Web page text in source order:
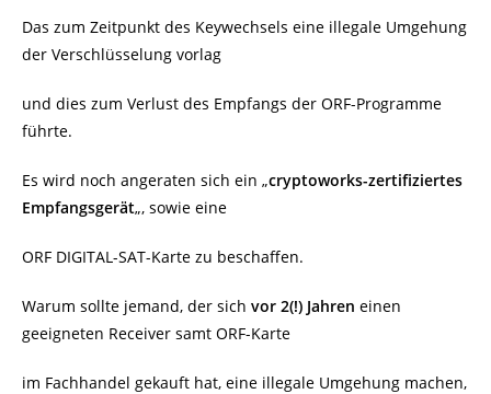
Das zum Zeitpunkt des Keywechsels eine illegale Umgehung
der Verschlüsselung vorlag
und dies zum Verlust des Empfangs der ORF-Programme
führte.
Es wird noch angeraten sich ein „cryptoworks-zertifiziertes
Empfangsgerät„, sowie eine
ORF DIGITAL-SAT-Karte zu beschaffen.
Warum sollte jemand, der sich vor 2(!) Jahren einen
geeigneten Receiver samt ORF-Karte
im Fachhandel gekauft hat, eine illegale Umgehung machen,